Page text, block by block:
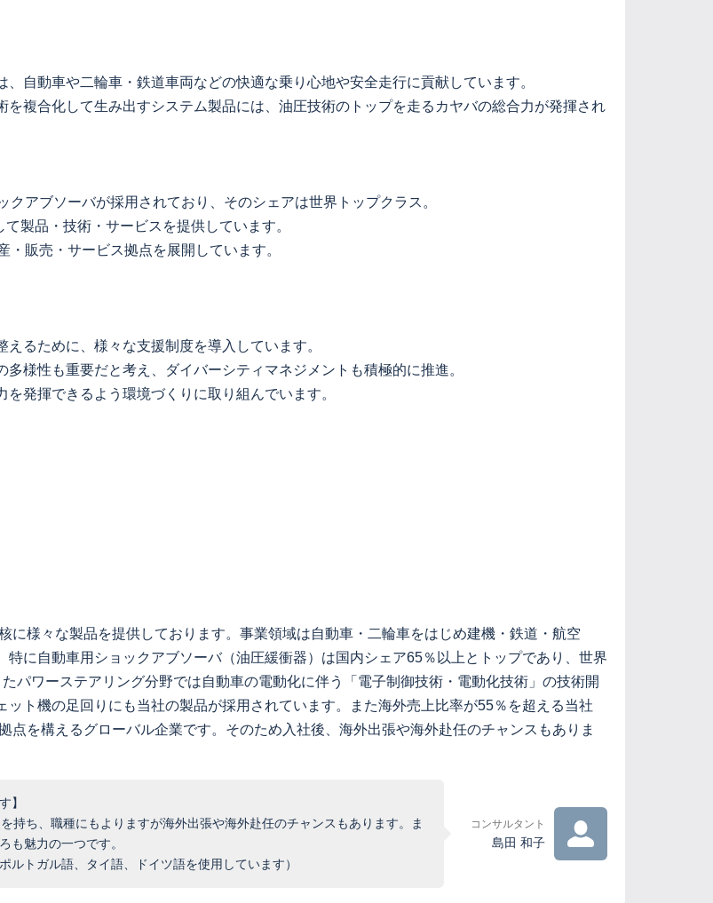
自動車や二輪車・鉄道車両などの快適な乗り心地や安全走行に貢献しています。
を複合化して生み出すシステム製品には、油圧技術のトップを走るカヤバの総合力が発揮され
アブソーバが採用されており、そのシェアは世界トップクラス。
製品・技術・サービスを提供しています。
販売・サービス拠点を展開しています。
るために、様々な支援制度を導入しています。
様性も重要だと考え、ダイバーシティマネジメントも積極的に推進。
発揮できるよう環境づくりに取り組んでいます。
に様々な製品を提供しております。事業領域は自動車・二輪車をはじめ建機・鉄道・航空
に自動車用ショックアブソーバ（油圧緩衝器）は国内シェア65％以上とトップであり、世界
パワーステアリング分野では自動車の電動化に伴う「電子制御技術・電動化技術」の技術開
ト機の足回りにも当社の製品が採用されています。また海外売上比率が55％を超える当社
を構えるグローバル企業です。そのため入社後、海外出張や海外赴任のチャンスもありま
】
持ち、職種にもよりますが海外出張や海外赴任のチャンスもあります。ま
も魅力の一つです。
ルトガル語、タイ語、ドイツ語を使用しています）
コンサルタント
島田 和子